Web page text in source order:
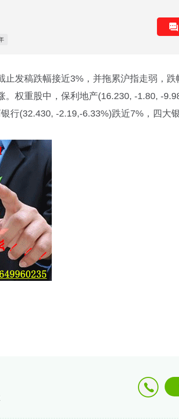
止发稿跌幅接近3%，并拖累沪指走弱，跌
权重股中， 保利地产(16.230, -1.80, -
行(32.430, -2.19,-6.33%)跌近7%，四大